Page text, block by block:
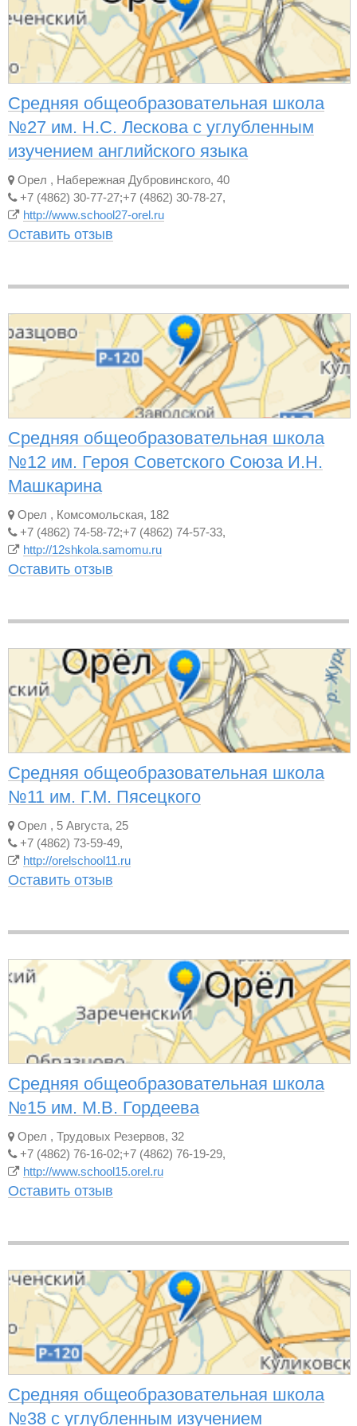
Средняя общеобразовательная школа
№27 им. Н.С. Лескова с углубленным
изучением английского языка
Орел , Набережная Дубровинского, 40
+7 (4862) 30-77-27;+7 (4862) 30-78-27,
http://www.school27-orel.ru
Оставить отзыв
Средняя общеобразовательная школа
№12 им. Героя Советского Союза И.Н.
Машкарина
Орел , Комсомольская, 182
+7 (4862) 74-58-72;+7 (4862) 74-57-33,
http://12shkola.samomu.ru
Оставить отзыв
Средняя общеобразовательная школа
№11 им. Г.М. Пясецкого
Орел , 5 Августа, 25
+7 (4862) 73-59-49,
http://orelschool11.ru
Оставить отзыв
Средняя общеобразовательная школа
№15 им. М.В. Гордеева
Орел , Трудовых Резервов, 32
+7 (4862) 76-16-02;+7 (4862) 76-19-29,
http://www.school15.orel.ru
Оставить отзыв
Средняя общеобразовательная школа
№38 с углубленным изучением